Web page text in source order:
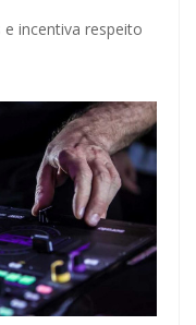
incentiva respeito